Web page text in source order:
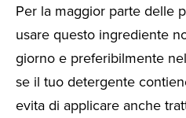
Per la maggior parte delle
usare questo ingrediente
giorno e preferibilmente
se il tuo detergente
evita di applicare anche